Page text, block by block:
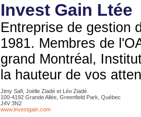
Invest Gain Ltée
Entreprise de gestion
1981. Membres de
grand Montréal,
la hauteur de vos
Jimy Safi, Joëlle Ziadé et Léo Ziadé
100-4192 Grande Allée, Greenfield Park, Québec
J4V 3N2
www.investgain.com